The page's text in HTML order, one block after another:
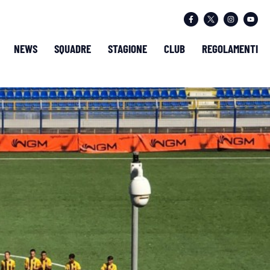
NEWS SQUADRE STAGIONE CLUB REGOLAMENTI